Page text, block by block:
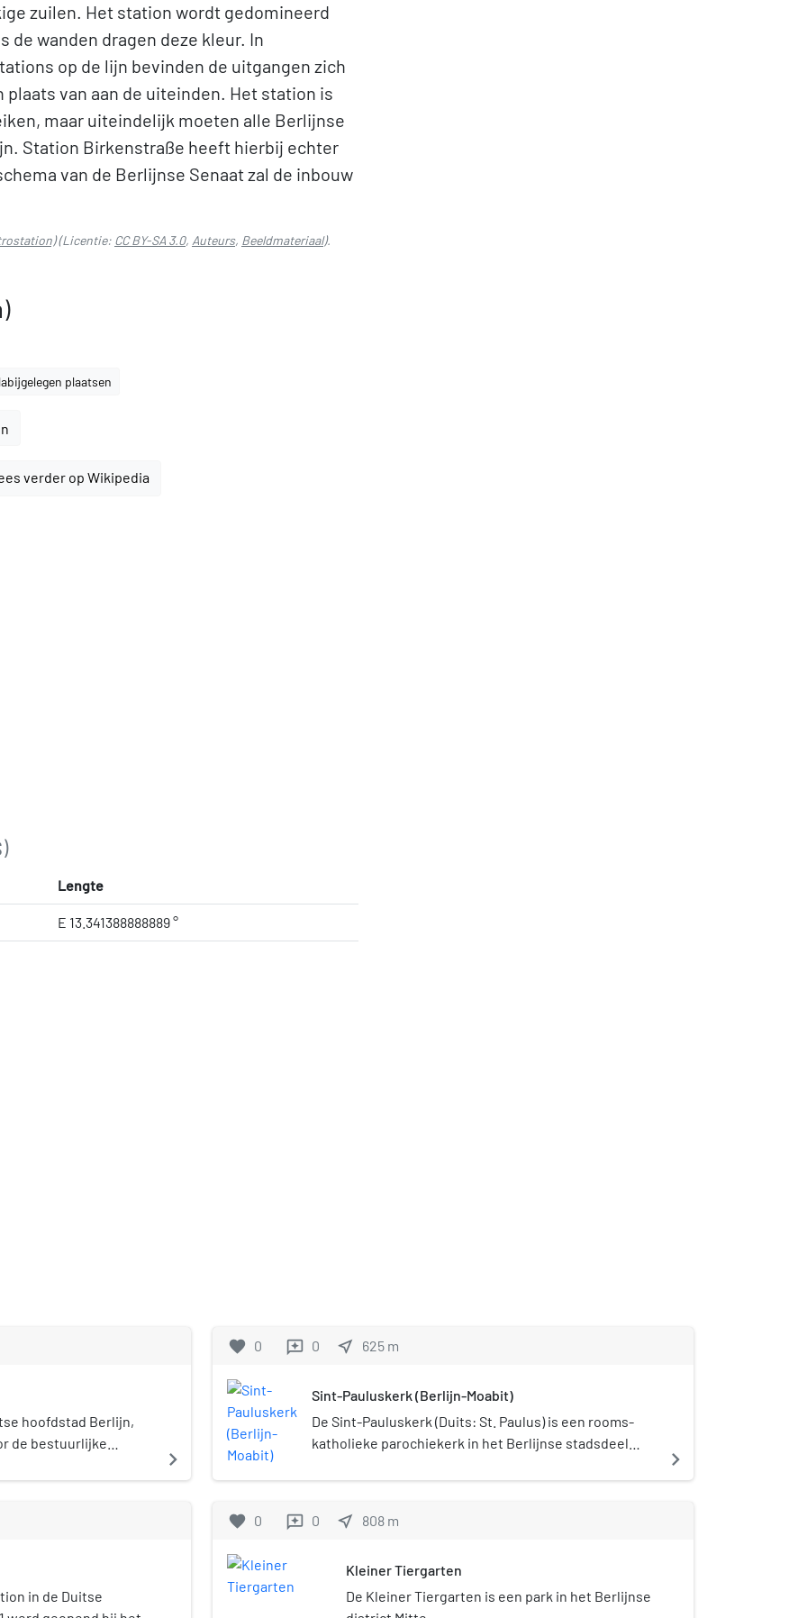
zuilen. Het station wordt gedomineerd
de wanden dragen deze kleur. In
op de lijn bevinden de uitgangen zich
van aan de uiteinden. Het station is
maar uiteindelijk moeten alle Berlijnse
Station Birkenstraße heeft hierbij echter
van de Berlijnse Senaat zal de inbouw
(Licentie: CC BY-SA 3.0, Auteurs, Beeldmateriaal).
plaatsen
verder op Wikipedia
Lengte
E 13.341388888889 °
hoofdstad Berlijn,
de bestuurlijke
navigate_next
in de Duitse
favorite 0 reviews 0 near_me 625 m
Sint-Pauluskerk (Berlijn-Moabit)
De Sint-Pauluskerk (Duits: St. Paulus) is een rooms-
katholieke parochiekerk in het Berlijnse stadsdeel
dominicanen. Kerk en parochiehuis staan op de
navigate_next
favorite 0 reviews 0 near_me 808 m
Kleiner Tiergarten
De Kleiner Tiergarten is een park in het Berlijnse